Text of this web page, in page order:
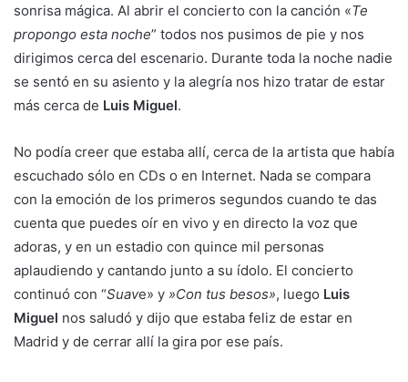
sonrisa mágica. Al abrir el concierto con la canción «Te
propongo esta noche” todos nos pusimos de pie y nos
dirigimos cerca del escenario. Durante toda la noche nadie
se sentó en su asiento y la alegría nos hizo tratar de estar
más cerca de Luis Miguel.
No podía creer que estaba allí, cerca de la artista que había
escuchado sólo en CDs o en Internet. Nada se compara
con la emoción de los primeros segundos cuando te das
cuenta que puedes oír en vivo y en directo la voz que
adoras, y en un estadio con quince mil personas
aplaudiendo y cantando junto a su ídolo. El concierto
continuó con “Suave» y »Con tus besos», luego Luis
Miguel nos saludó y dijo que estaba feliz de estar en
Madrid y de cerrar allí la gira por ese país.